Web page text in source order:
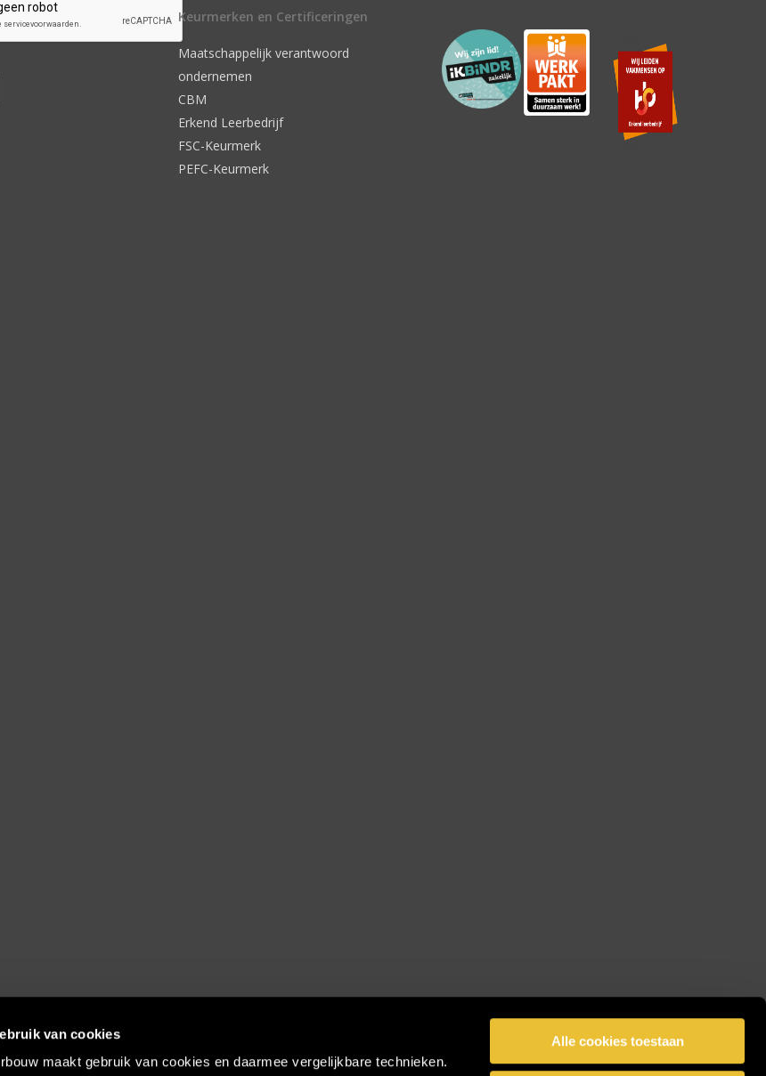
van cookies
maakt gebruik van cookies en daarmee vergelijkbare technieken.
Alle cookies toestaan
Keurmerken en Certificeringen
Maatschappelijk verantwoord
ondernemen
CBM
Erkend Leerbedrijf
FSC-Keurmerk
PEFC-Keurmerk